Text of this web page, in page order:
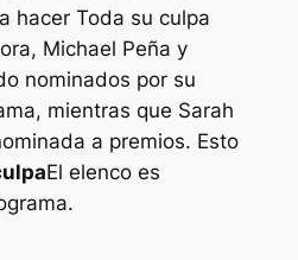
hacer Toda su culpa
Michael Peña y
nominados por su
mientras que Sarah
a premios. Esto
El elenco es